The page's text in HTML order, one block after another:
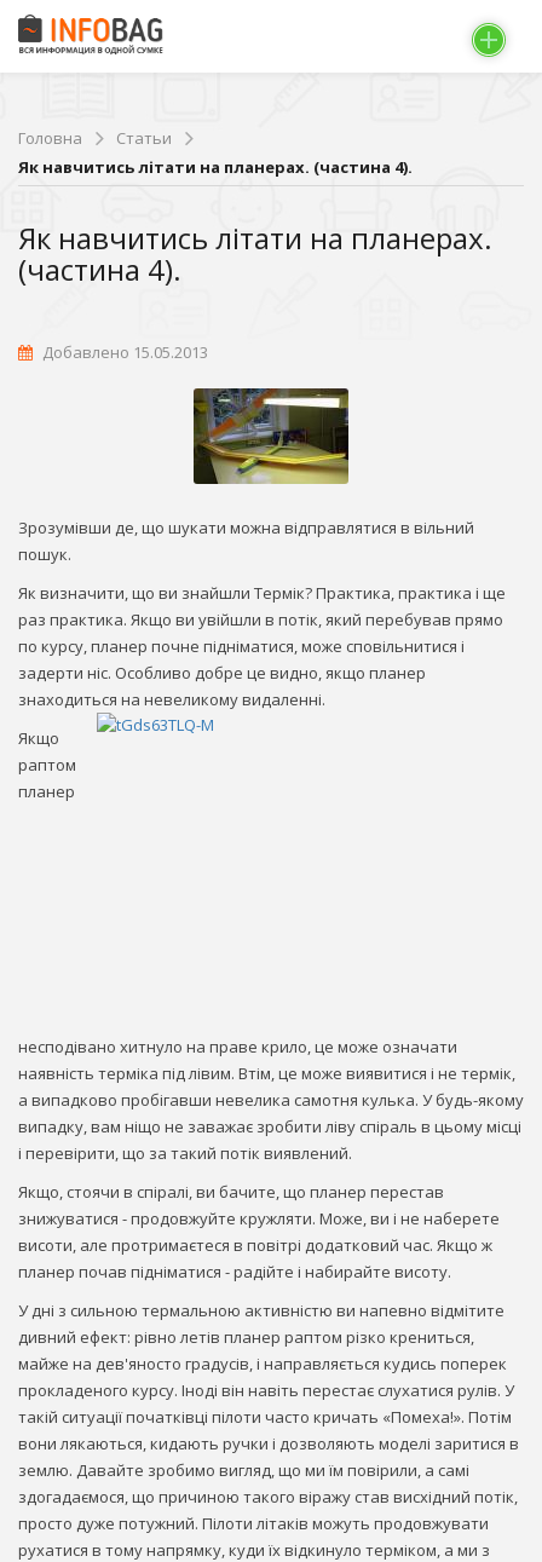
Головна
Статьи
Як навчитись літати на планерах. (частина 4).
Як навчитись літати на планерах.
(частина 4).
Добавлено 15.05.2013
Зрозумівши де, що шукати можна відправлятися в вільний
пошук.
Як визначити, що ви знайшли Термік? Практика, практика і ще
раз практика. Якщо ви увійшли в потік, який перебував прямо
по курсу, планер почне підніматися, може сповільнитися і
задерти ніс. Особливо добре це видно, якщо планер
знаходиться на невеликому видаленні.
Якщо
раптом
планер
несподівано хитнуло на праве крило, це може означати
наявність терміка під лівим. Втім, це може виявитися і не термік,
а випадково пробігавши невелика самотня кулька. У будь-якому
випадку, вам ніщо не заважає зробити ліву спіраль в цьому місці
і перевірити, що за такий потік виявлений.
Якщо, стоячи в спіралі, ви бачите, що планер перестав
знижуватися - продовжуйте кружляти. Може, ви і не наберете
висоти, але протримаєтеся в повітрі додатковий час. Якщо ж
планер почав підніматися - радійте і набирайте висоту.
У дні з сильною термальною активністю ви напевно відмітите
дивний ефект: рівно летів планер раптом різко крениться,
майже на дев'яносто градусів, і направляється кудись поперек
прокладеного курсу. Іноді він навіть перестає слухатися рулів. У
такій ситуації початківці пілоти часто кричать «Помеха!». Потім
вони лякаються, кидають ручки і дозволяють моделі заритися в
землю. Давайте зробимо вигляд, що ми їм повірили, а самі
здогадаємося, що причиною такого віражу став висхідний потік,
просто дуже потужний. Пілоти літаків можуть продовжувати
рухатися в тому напрямку, куди їх відкинуло терміком, а ми з